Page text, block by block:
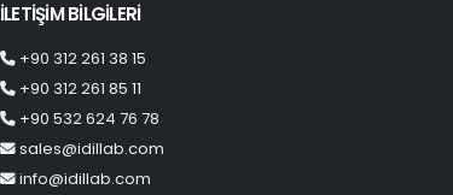
İLETİŞİM BİLGİLERİ
+90 312 261 38 15
+90 312 261 85 11
+90 532 624 76 78
sales@idillab.com
info@idillab.com